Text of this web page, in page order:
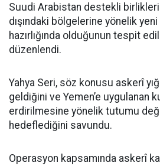
Suudi Arabistan destekli
dışındaki bölgelerine yönelik
hazırlığında olduğunun tespit
düzenlendi.
Yahya Seri, söz konusu askerî
geldiğini ve Yemen’e uygulanan
erdirilmesine yönelik tutumu
hedeflediğini savundu.
Operasyon kapsamında askerî